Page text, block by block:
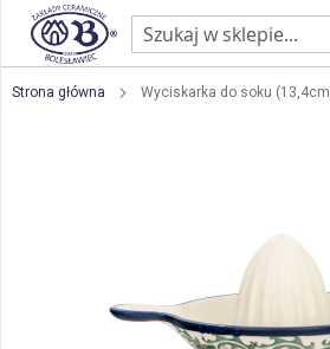
Strona główna Wyciskarka do soku